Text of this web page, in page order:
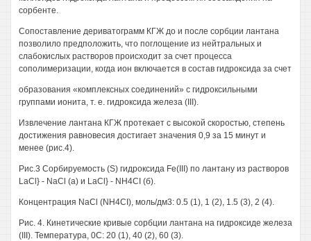
сорбенте.
Сопоставление дериватограмм КГЖ до и после сорбции лантана
позволило предположить, что поглощение из нейтральных и
слабокислых растворов происходит за счет процесса
сополимеризации, когда ион включается в состав гидроксида за счет
образования «комплексных соединений» с гидроксильными
группами ионита, т. е. гидроксида железа (III).
Извлечение лантана КГЖ протекает с высокой скоростью, степень
достижения равновесия достигает значения 0,9 за 15 минут и
менее (рис.4).
Рис.3 Сорбируемость (S) гидроксида Fe(III) по лантану из растворов
LaCl} - NaCl (а) и LaCl} - NH4CI (б).
Концентрация NaCl (NH4CI), моль/дм3: 0.5 (1), 1 (2), 1.5 (3), 2 (4).
Рис. 4. Кинетические кривые сорбции лантана на гидроксиде железа
(III). Температура, 0С: 20 (1), 40 (2), 60 (3).